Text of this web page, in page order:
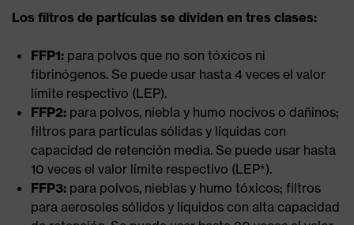
Los filtros de partículas se dividen en tres clases:
FFP1: para polvos que no son tóxicos ni
fibrinógenos. Se puede usar hasta 4 veces el valor
límite respectivo (LEP).
FFP2: para polvos, niebla y humo nocivos o dañinos;
filtros para partículas sólidas y líquidas con
capacidad de retención media. Se puede usar hasta
10 veces el valor límite respectivo (LEP*).
FFP3: para polvos, nieblas y humo tóxicos; filtros
para aerosoles sólidos y líquidos con alta capacidad